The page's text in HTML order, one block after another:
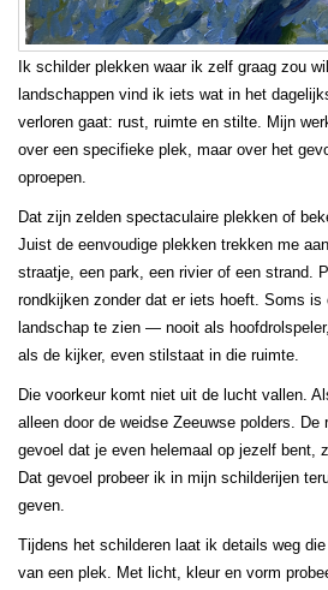
Ik schilder plekken waar ik zelf graag zou
landschappen vind ik iets wat in het
verloren gaat: rust, ruimte en stilte. Mijn
over een specifieke plek, maar over het
oproepen.
Dat zijn zelden spectaculaire plekken of
Juist de eenvoudige plekken trekken me
straatje, een park, een rivier of een strand.
rondkijken zonder dat er iets hoeft. Soms is
landschap te zien — nooit als
als de kijker, even stilstaat in die ruimte.
Die voorkeur komt niet uit de lucht vallen.
alleen door de weidse Zeeuwse polders.
gevoel dat je even helemaal op jezelf bent,
Dat gevoel probeer ik in mijn schilderijen
geven.
Tijdens het schilderen laat ik details weg
van een plek. Met licht, kleur en vorm